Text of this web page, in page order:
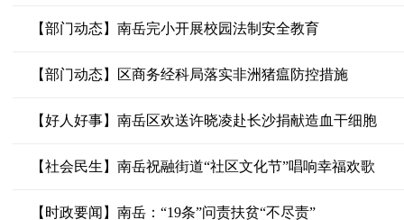
【部门动态】南岳完小开展校园法制安全教育
【部门动态】区商务经科局落实非洲猪瘟防控措施
【好人好事】南岳区欢送许晓凌赴长沙捐献造血干细胞
【社会民生】南岳祝融街道“社区文化节”唱响幸福欢歌
【时政要闻】南岳：“19条”问责扶贫“不尽责”